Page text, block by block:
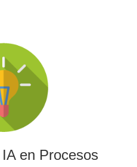
en Procesos
en Procesos
aprovechar el poder de los
más avanzadas para el
de contenidos.